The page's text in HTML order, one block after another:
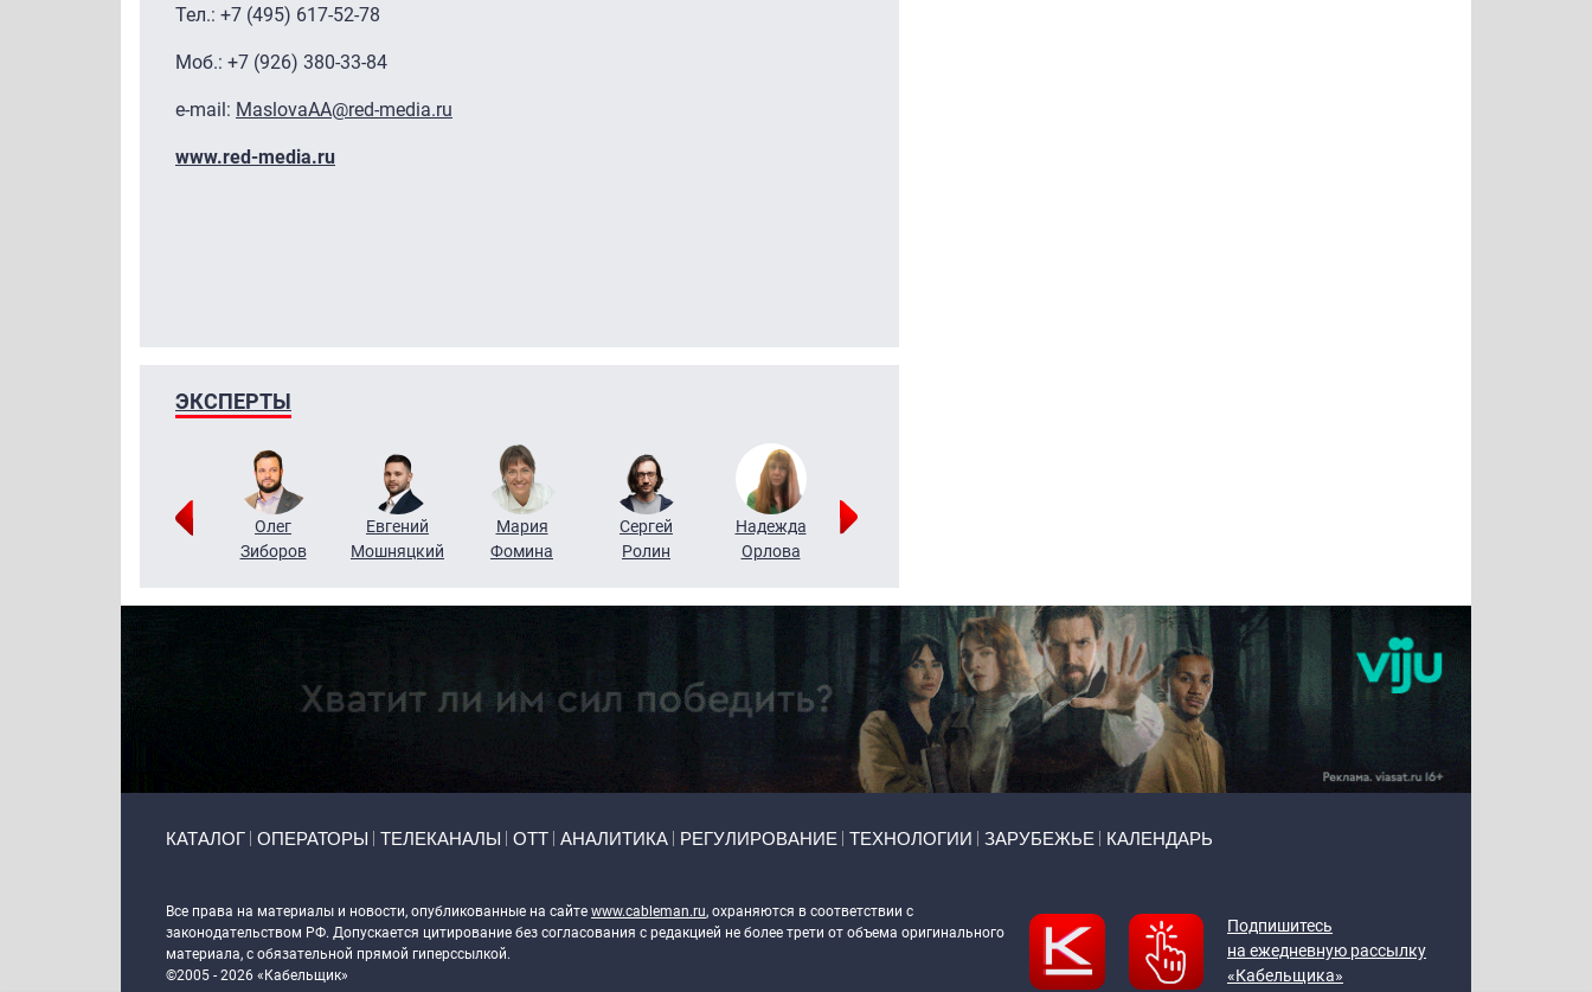
Тел.: +7 (495) 617-52-78
Моб.: +7 (926) 380-33-84
e-mail: MaslovaAA@red-media.ru
www.red-media.ru
ЭКСПЕРТЫ
Григорий
Олег
Зиборов
Евгений
Мошняцкий
Мария
Фомина
Сергей
Ролин
Надежда
Орлова
КАТАЛОГ ОПЕРАТОРЫ ТЕЛЕКАНАЛЫ ОТТ АНАЛИТИКА РЕГУЛИРОВАНИЕ ТЕХНОЛОГИИ ЗАРУБЕЖЬЕ КАЛЕНДАРЬ
Все права на материалы и новости, опубликованные на сайте www.cableman.ru, охраняются в соответствии с
законодательством РФ. Допускается цитирование без согласования с редакцией не более трети от объема оригинального
материала, с обязательной прямой гиперссылкой.
©2005 - 2026 «Кабельщик»
Подпишитесь
на ежедневную рассылку
«Кабельщика»